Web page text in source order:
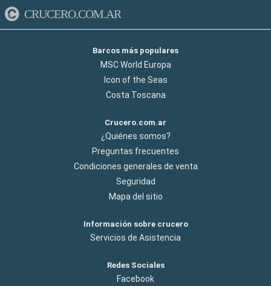
CRUCERO.COM.AR
Barcos más populares
MSC World Europa
Icon of the Seas
Costa Toscana
Crucero.com.ar
¿Quiénes somos?
Preguntas frecuentes
Condiciones generales de venta
Seguridad
Mapa del sitio
Información sobre crucero
Servicios de Asistencia
Redes Sociales
Facebook